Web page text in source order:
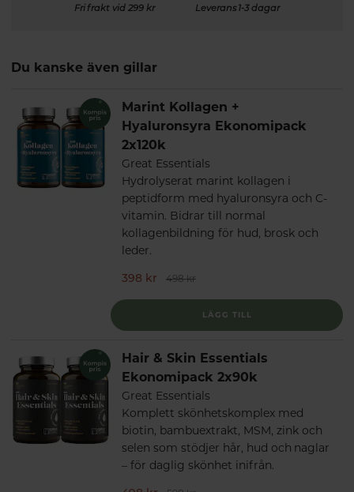
Fri frakt vid 299 kr Leverans 1-3 dagar
Du kanske även gillar
Marint Kollagen +
Hyaluronsyra Ekonomipack
2x120k
Great Essentials
Hydrolyserat marint kollagen i
peptidform med hyaluronsyra och C-
vitamin. Bidrar till normal
kollagenbildning för hud, brosk och
leder.
398 kr
498 kr
LÄGG TILL
Hair & Skin Essentials
Ekonomipack 2x90k
Great Essentials
Komplett skönhetskomplex med
biotin, bambuextrakt, MSM, zink och
selen som stödjer hår, hud och naglar
– för daglig skönhet inifrån.